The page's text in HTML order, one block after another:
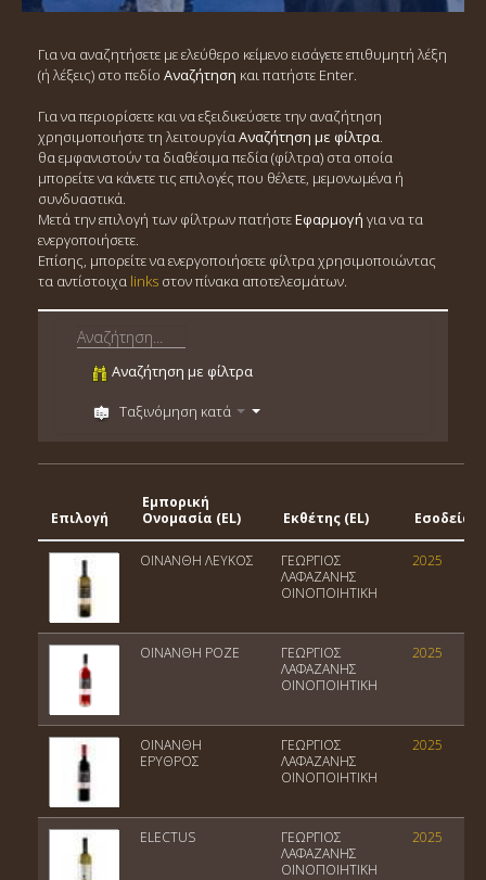
Για να αναζητήσετε με ελεύθερο κείμενο εισάγετε επιθυμητή λέξη
(ή λέξεις) στο πεδίο Αναζήτηση και πατήστε Enter.
Για να περιορίσετε και να εξειδικεύσετε την αναζήτηση
χρησιμοποιήστε τη λειτουργίαΑναζήτηση με φίλτρα.
θα εμφανιστούν τα διαθέσιμα πεδία (φίλτρα) στα οποία
μπορείτε να κάνετε τις επιλογές που θέλετε, μεμονωμένα ή
συνδυαστικά.
Μετά την επιλογή των φίλτρων πατήστεΕφαρμογή για να τα
ενεργοποιήσετε.
Επίσης, μπορείτε να ενεργοποιήσετε φίλτρα χρησιμοποιώντας
τα αντίστοιχα links στον πίνακα αποτελεσμάτων.
Αναζήτηση με φίλτρα
Ταξινόμηση κατά
Επιλογή
Εμπορική
Ονομασία (EL)
Εκθέτης (EL) Εσοδεία
ΟΙΝΑΝΘΗ ΛΕΥΚΟΣ
ΓΕΩΡΓΙΟΣ
ΛΑΦΑΖΑΝΗΣ
ΟΙΝΟΠΟΙΗΤΙΚΗ
2025
ΟΙΝΑΝΘΗ ΡΟΖΕ
ΓΕΩΡΓΙΟΣ
ΛΑΦΑΖΑΝΗΣ
ΟΙΝΟΠΟΙΗΤΙΚΗ
2025
ΟΙΝΑΝΘΗ
ΕΡΥΘΡΟΣ
ΓΕΩΡΓΙΟΣ
ΛΑΦΑΖΑΝΗΣ
ΟΙΝΟΠΟΙΗΤΙΚΗ
2025
ELECTUS
ΓΕΩΡΓΙΟΣ
ΛΑΦΑΖΑΝΗΣ
ΟΙΝΟΠΟΙΗΤΙΚΗ
2025